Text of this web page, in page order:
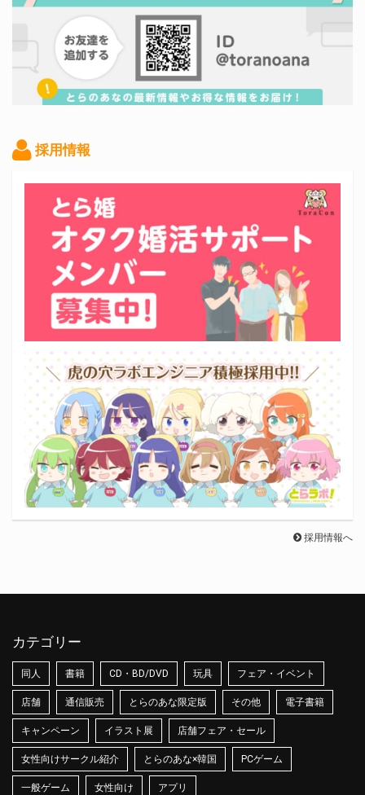
採用情報
採用情報へ
カテゴリー
同人 書籍 CD・BD/DVD 玩具 フェア・イベント
店舗 通信販売 とらのあな限定版 その他 電子書籍
キャンペーン イラスト展 店舗フェア・セール
女性向けサークル紹介 とらのあな×韓国 PCゲーム
一般ゲーム 女性向け アプリ